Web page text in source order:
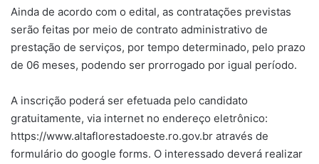
Ainda de acordo com o edital, as contratações previstas
serão feitas por meio de contrato administrativo de
prestação de serviços, por tempo determinado, pelo prazo
de 06 meses, podendo ser prorrogado por igual período.
A inscrição poderá ser efetuada pelo candidato
gratuitamente, via internet no endereço eletrônico:
https://www.altaflorestadoeste.ro.gov.br através de
formulário do google forms. O interessado deverá realizar